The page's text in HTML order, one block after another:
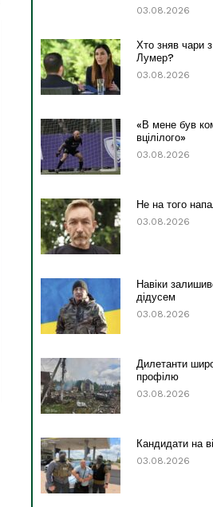
03.08.2026
Хто зняв чари
Лумер?
03.08.2026
«В мене був
вцілілого»
03.08.2026
Не на того
03.08.2026
Навіки
дідусем
03.08.2026
Дилетанти
профілю
03.08.2026
Кандидати на
03.08.2026